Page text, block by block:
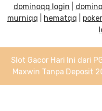
dominoqq login
murniqq
hematqq
Slot Gacor Hari Ini dari
Maxwin Tanpa Deposit